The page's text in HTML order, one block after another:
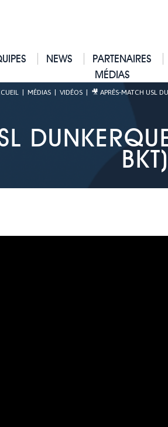
NEWS PARTENAIRES
MÉDIAS
| MÉDIAS| VIDÉOS| 🎥 APRÈS-MATCH USL
BKT)